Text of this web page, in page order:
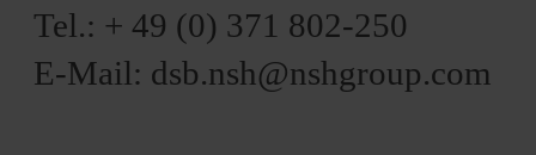
Tel.: + 49 (0) 371 802-250
E-Mail: dsb.nsh@nshgroup.com